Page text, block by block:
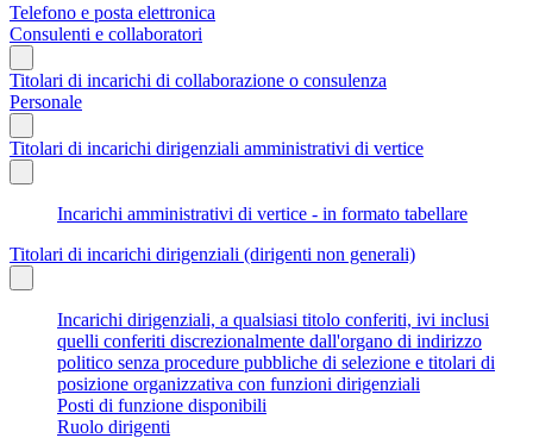
Telefono e posta elettronica
Consulenti e collaboratori
Titolari di incarichi di collaborazione o consulenza
Personale
Titolari di incarichi dirigenziali amministrativi di vertice
Incarichi amministrativi di vertice - in formato tabellare
Titolari di incarichi dirigenziali (dirigenti non generali)
Incarichi dirigenziali, a qualsiasi titolo conferiti, ivi inclusi
quelli conferiti discrezionalmente dall'organo di indirizzo
politico senza procedure pubbliche di selezione e titolari di
posizione organizzativa con funzioni dirigenziali
Posti di funzione disponibili
Ruolo dirigenti